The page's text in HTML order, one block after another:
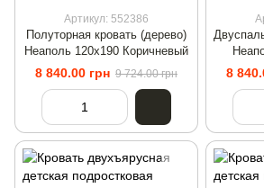
Артикул: 552386
Полуторная кровать (дерево)
Неаполь 120х190 Коричневый
8 840.00 грн 9 724.00 грн 8